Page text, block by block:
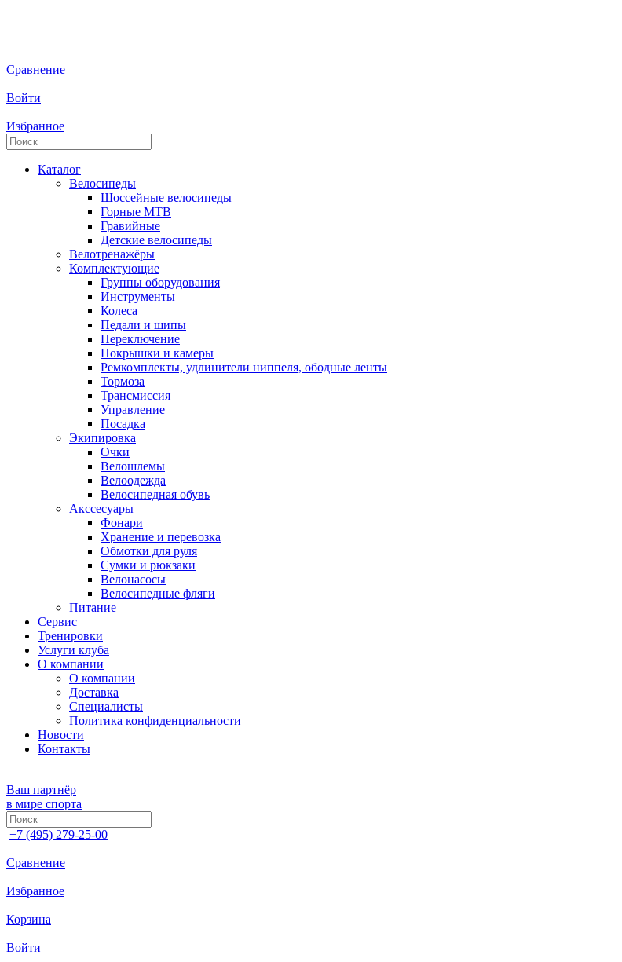
Сравнение
Войти
Избранное
Каталог
Велосипеды
Шоссейные велосипеды
Горные МTB
Гравийные
Детские велосипеды
Велотренажёры
Комплектующие
Группы оборудования
Инструменты
Колеса
Педали и шипы
Переключение
Покрышки и камеры
Ремкомплекты, удлинители ниппеля, ободные ленты
Тормоза
Трансмиссия
Управление
Посадка
Экипировка
Очки
Велошлемы
Велоодежда
Велосипедная обувь
Акссесуары
Фонари
Хранение и перевозка
Обмотки для руля
Сумки и рюкзаки
Велонасосы
Велосипедные фляги
Питание
Сервис
Тренировки
Услуги клуба
О компании
О компании
Доставка
Специалисты
Политика конфиденциальности
Новости
Контакты
Ваш партнёр
в мире спорта
+7 (495) 279-25-00
Сравнение
Избранное
Корзина
Войти